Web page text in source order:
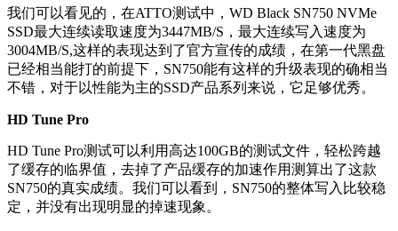
我们可以看见的，在ATTO测试中，WD Black SN750 NVMe
SSD最大连续读取速度为3447MB/S，最大连续写入速度为
3004MB/S,这样的表现达到了官方宣传的成绩，在第一代黑盘
已经相当能打的前提下，SN750能有这样的升级表现的确相当
不错，对于以性能为主的SSD产品系列来说，它足够优秀。
HD Tune Pro
HD Tune Pro测试可以利用高达100GB的测试文件，轻松跨越
了缓存的临界值，去掉了产品缓存的加速作用测算出了这款
SN750的真实成绩。我们可以看到，SN750的整体写入比较稳
定，并没有出现明显的掉速现象。